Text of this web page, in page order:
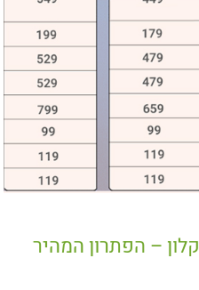
– הפתרון המהיר